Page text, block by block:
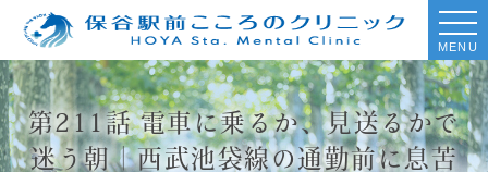
MENU
第211話 電車に乗るか、見送るかで
迷う朝｜西武池袋線の通勤前に息苦